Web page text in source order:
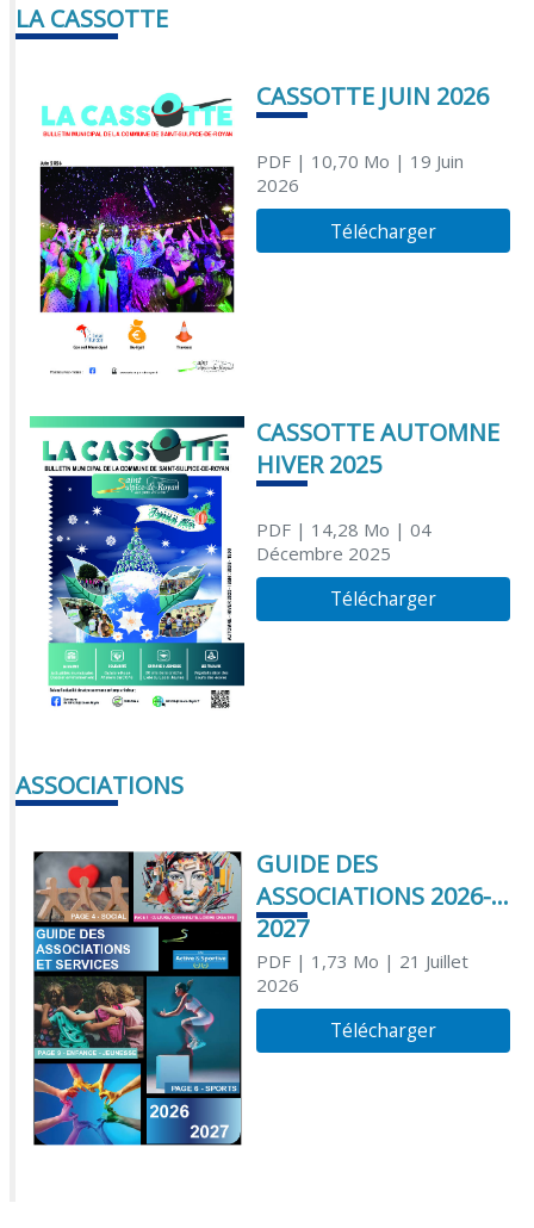
LA CASSOTTE
CASSOTTE JUIN 2026
PDF| 10,70 Mo | 19 Juin
2026
Télécharger
CASSOTTE AUTOMNE
HIVER 2025
PDF| 14,28 Mo | 04
Décembre 2025
Télécharger
ASSOCIATIONS
GUIDE DES
ASSOCIATIONS 2026-
2027
PDF| 1,73 Mo | 21 Juillet
2026
Télécharger